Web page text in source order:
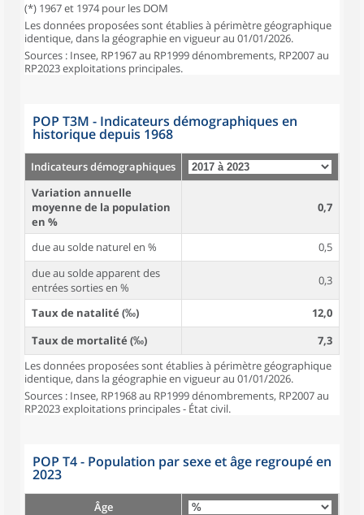
(*) 1967 et 1974 pour les DOM
Les données proposées sont établies à périmètre géographique
identique, dans la géographie en vigueur au 01/01/2026.
Sources : Insee, RP1967 au RP1999 dénombrements, RP2007 au
RP2023 exploitations principales.
POP T3M - Indicateurs démographiques en
historique depuis 1968
Indicateurs démographiques
Variation annuelle
moyenne de la population
en %
0,7
due au solde naturel en %
0,5
due au solde apparent des
entrées sorties en %
0,3
Taux de natalité (‰)
12,0
Taux de mortalité (‰)
7,3
Les données proposées sont établies à périmètre géographique
identique, dans la géographie en vigueur au 01/01/2026.
Sources : Insee, RP1968 au RP1999 dénombrements, RP2007 au
RP2023 exploitations principales - État civil.
POP T4 - Population par sexe et âge regroupé en
2023
Âge